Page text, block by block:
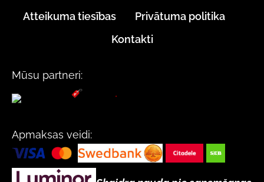
Atteikuma tiesības
Privātuma politika
Kontakti
Mūsu partneri:
Apmaksas veidi: